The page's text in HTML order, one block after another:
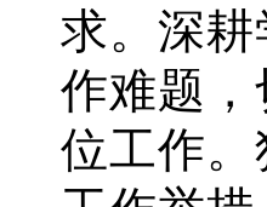
求。深
作难题
位工作